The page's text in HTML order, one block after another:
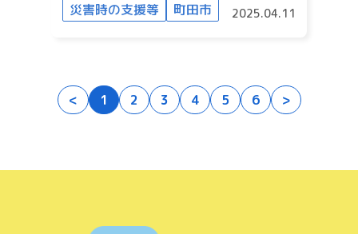
災害時の支援等
町田市 2025.04.11
< 1 2 3 4 5 6 >